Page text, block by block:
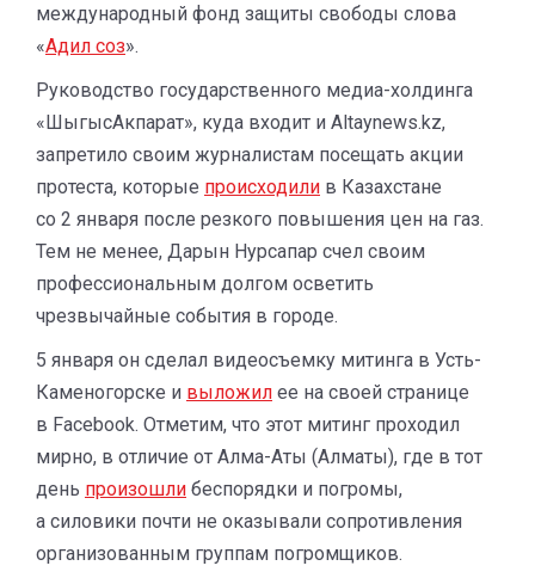
международный фонд защиты свободы слова
«Адил соз».
Руководство государственного медиа-холдинга
«ШыгысАкпарат», куда входит и Аltaynews.kz,
запретило своим журналистам посещать акции
протеста, которые происходили в Казахстане
со 2 января после резкого повышения цен на газ.
Тем не менее, Дарын Нурсапар счел своим
профессиональным долгом осветить
чрезвычайные события в городе.
5 января он сделал видеосъемку митинга в Усть-
Каменогорске и выложил ее на своей странице
в Facebook. Отметим, что этот митинг проходил
мирно, в отличие от Алма-Аты (Алматы), где в тот
день произошли беспорядки и погромы,
а силовики почти не оказывали сопротивления
организованным группам погромщиков.